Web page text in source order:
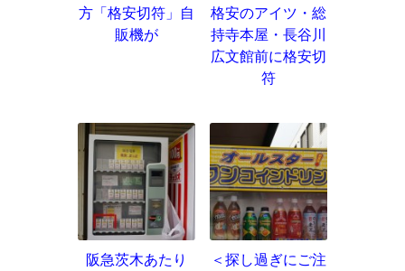
方「格安切符」自
販機が
格安のアイツ・総
持寺本屋・長谷川
広文館前に格安切
符
阪急茨木あたり
＜探し過ぎにご注